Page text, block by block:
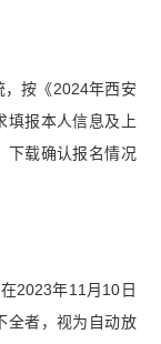
按《2024年西安
填报本人信息及上
下载确认报名情况
2023年11月10日
全者，视为自动放